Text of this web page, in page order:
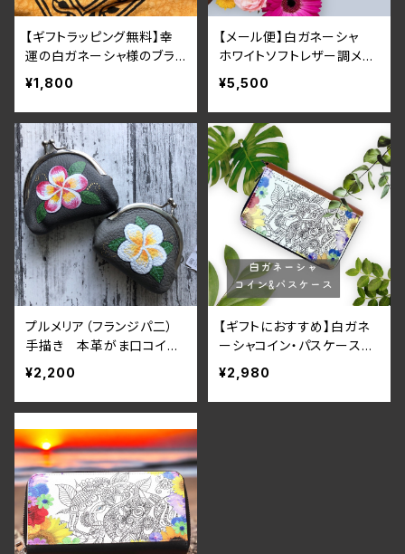
【ギフトラッピング無料】幸
運の白ガネーシャ様のブラッ
クキャンバスポーチ 筆箱・
ペンケース・メイクポーチ
¥1,800
【メール便】白ガネーシャ
ホワイトソフトレザー調メイ
ク・化粧マルチポーチ アジ
アン インド
¥5,500
プルメリア（フランジパ二）
手描き 本革がま口コイン
ケース
¥2,200
【ギフトにおすすめ】白ガネ
ーシャコイン・パスケース
レザー 小銭入れ ICカー
ドケース 花柄 アジアン
雑貨
¥2,980